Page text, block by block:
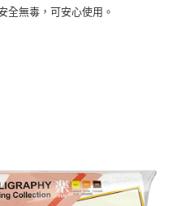
全無毒，可安心使用。